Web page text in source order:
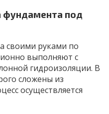
фундамента под
своими руками по
выполняют с
гидроизоляции. В
сложены из
осуществляется